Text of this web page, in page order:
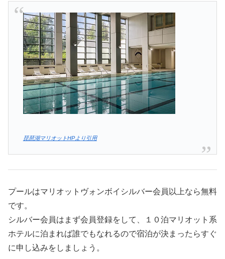
琵琶湖マリオットHPより引用
プールはマリオットヴォンボイシルバー会員以上なら無料
です。
シルバー会員はまず会員登録をして、１０泊マリオット系
ホテルに泊まれば誰でもなれるので宿泊が決まったらすぐ
に申し込みをしましょう。